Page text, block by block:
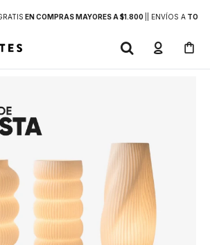
EN COMPRAS MAYORES A $1.800 | ENVÍOS ATODO